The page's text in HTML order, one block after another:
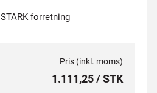
STARK forretning
Pris (inkl. moms)
1.111,25 / STK